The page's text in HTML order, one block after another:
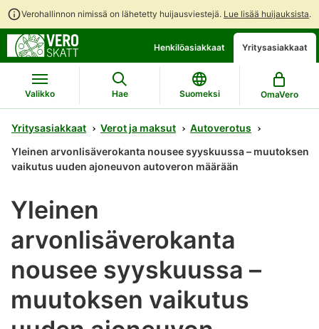
Verohallinnon nimissä on lähetetty huijausviestejä. Lue lisää huijauksista.
suoraan
sisältöön
koko
sivuston
hakuun
Henkilöasiakkaat Yritysasiakkaat
Valikko Hae Suomeksi OmaVero
Yritysasiakkaat Verot ja maksut
Autoverotus
Yleinen arvonlisäverokanta nousee syyskuussa – muutoksen
vaikutus uuden ajoneuvon autoveron määrään
Yleinen
arvonlisäverokanta
nousee syyskuussa –
muutoksen vaikutus